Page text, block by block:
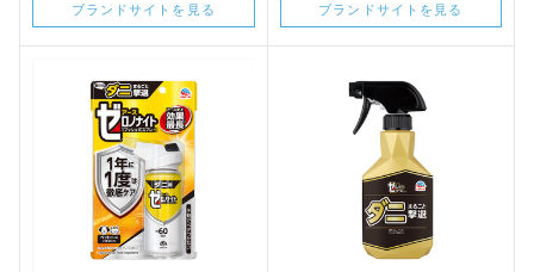
ブランドサイトを見る ブランドサイトを見る